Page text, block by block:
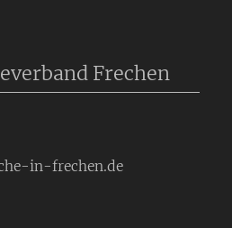
Frechen
in-frechen.de